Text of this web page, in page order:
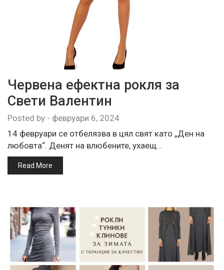
Червена ефектна рокля за
Свети Валентин
Posted by - февруари 6, 2024
14 февруари се отбелязва в цял свят като „Ден на
любовта“. Денят на влюбените, ухаещ…
Read More